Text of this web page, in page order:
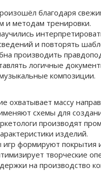
благодаря
и методам тренировки.
и повторять
производить
логичные
композиции.
охватывает массу
схемы для
производят
изделий.
формируют покрытия
творческие
на производство